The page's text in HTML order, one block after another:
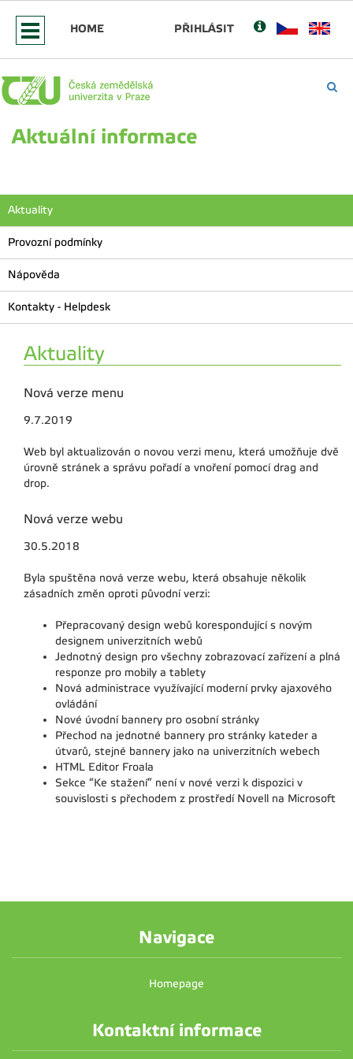
HOME PŘIHLÁSIT
Aktuální informace
Aktuality
Provozní podmínky
Nápověda
Kontakty - Helpdesk
Aktuality
Nová verze menu
9.7.2019
Web byl aktualizován o novou verzi menu, která umožňuje dvě
úrovně stránek a správu pořadí a vnoření pomocí drag and
drop.
Nová verze webu
30.5.2018
Byla spuštěna nová verze webu, která obsahuje několik
zásadních změn oproti původní verzi:
Přepracovaný design webů korespondující s novým
designem univerzitních webů
Jednotný design pro všechny zobrazovací zařízení a plná
responze pro mobily a tablety
Nová administrace využívající moderní prvky ajaxového
ovládání
Nové úvodní bannery pro osobní stránky
Přechod na jednotné bannery pro stránky kateder a
útvarů, stejné bannery jako na univerzitních webech
HTML Editor Froala
Sekce “Ke stažení” není v nové verzi k dispozici v
souvislosti s přechodem z prostředí Novell na Microsoft
Navigace
Homepage
Kontaktní informace